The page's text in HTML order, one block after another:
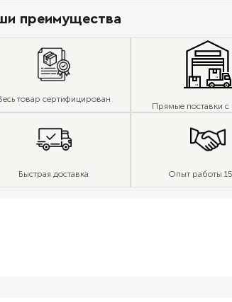
преимущества
товар сертифицирован
Прямые поставки с
Быстрая доставка Опыт работы